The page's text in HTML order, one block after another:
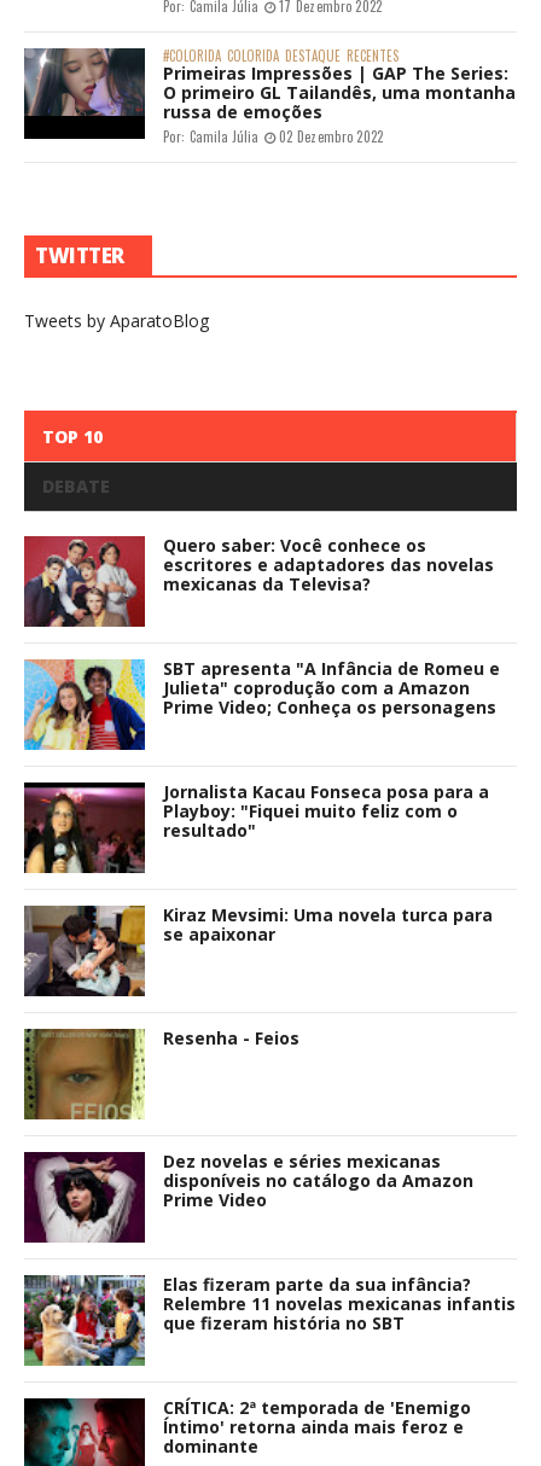
Por: Camila Júlia 17 Dezembro 2022
#COLORIDA COLORIDA DESTAQUE RECENTES
Primeiras Impressões | GAP The Series:
O primeiro GL Tailandês, uma montanha
russa de emoções
Por: Camila Júlia 02 Dezembro 2022
TWITTER
Tweets by AparatoBlog
TOP 10
DEBATE
Quero saber: Você conhece os
escritores e adaptadores das novelas
mexicanas da Televisa?
SBT apresenta "A Infância de Romeu e
Julieta" coprodução com a Amazon
Prime Video; Conheça os personagens
Jornalista Kacau Fonseca posa para a
Playboy: "Fiquei muito feliz com o
resultado"
Kiraz Mevsimi: Uma novela turca para
se apaixonar
Resenha - Feios
Dez novelas e séries mexicanas
disponíveis no catálogo da Amazon
Prime Video
Elas fizeram parte da sua infância?
Relembre 11 novelas mexicanas infantis
que fizeram história no SBT
CRÍTICA: 2ª temporada de 'Enemigo
Íntimo' retorna ainda mais feroz e
dominante